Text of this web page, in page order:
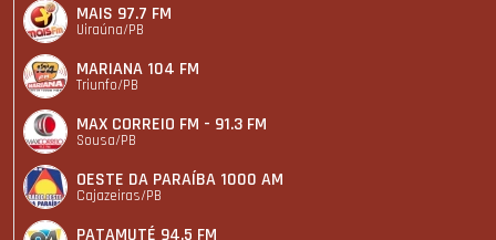
MAIS 97.7 FM
Uiraúna/PB
MARIANA 104 FM
Triunfo/PB
MAX CORREIO FM - 91.3 FM
Sousa/PB
OESTE DA PARAÍBA 1000 AM
Cajazeiras/PB
PATAMUTÉ 94.5 FM